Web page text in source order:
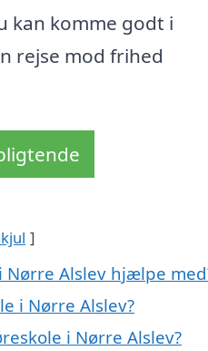
kan komme godt i
rejse mod frihed
Nørre Alslev hjælpe
i Nørre Alslev?
i Nørre Alslev?